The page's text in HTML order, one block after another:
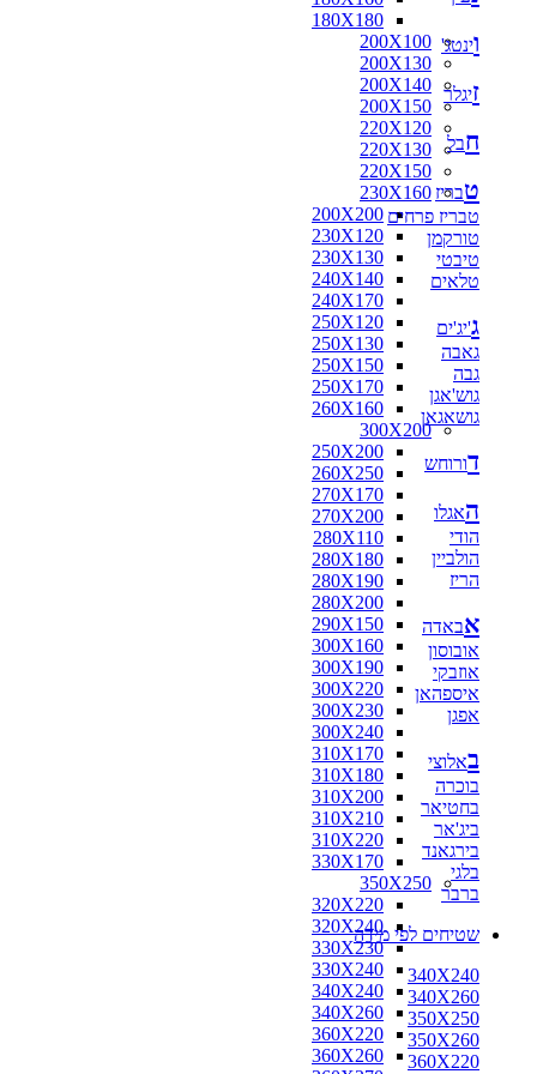
180X180
200X100
200X130
200X140
200X150
220X120
220X130
220X150
230X160
200X200
230X120
230X130
240X140
240X170
250X120
250X130
250X150
250X170
260X160
300X200
250X200
260X250
270X170
270X200
280X110
280X180
280X190
280X200
290X150
300X160
300X190
300X220
300X230
300X240
310X170
310X180
310X200
310X210
310X220
330X170
350X250
320X220
320X240
330X230
330X240
340X240
340X260
360X220
360X260
וינטג'
זיגלר
חבל
טבריז
טבריז פרחים
טורקמן
טיבטי
טלאים
ג'יג'ים
גאבה
גבה
גוש'אגן
גושאגאן
דורוחש
האגלו
הודי
הולביין
הריז
אבאדה
אובוסון
אוזבקי
איספהאן
אפגן
באלוצי
בוכרה
בחטיאר
ביג'אר
בירגאנד
בלגי
ברבר
שטיחים לפי מידה
340X240
340X260
350X250
350X260
360X220